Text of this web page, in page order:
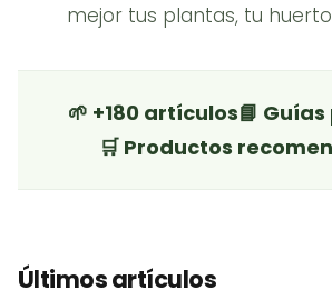
mejor tus plantas, tu
🌱 +180 artículos📘
🛒 Productos
Últimos artículos